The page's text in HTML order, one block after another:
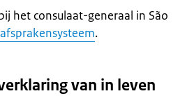
het consulaat-generaal in São
.
van in leven